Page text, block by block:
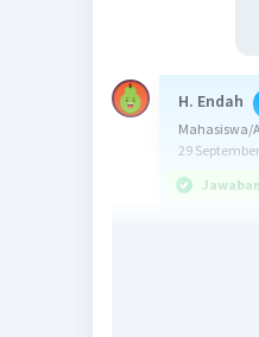
H. Endah
Mahasiswa/
29
Jika f(x)